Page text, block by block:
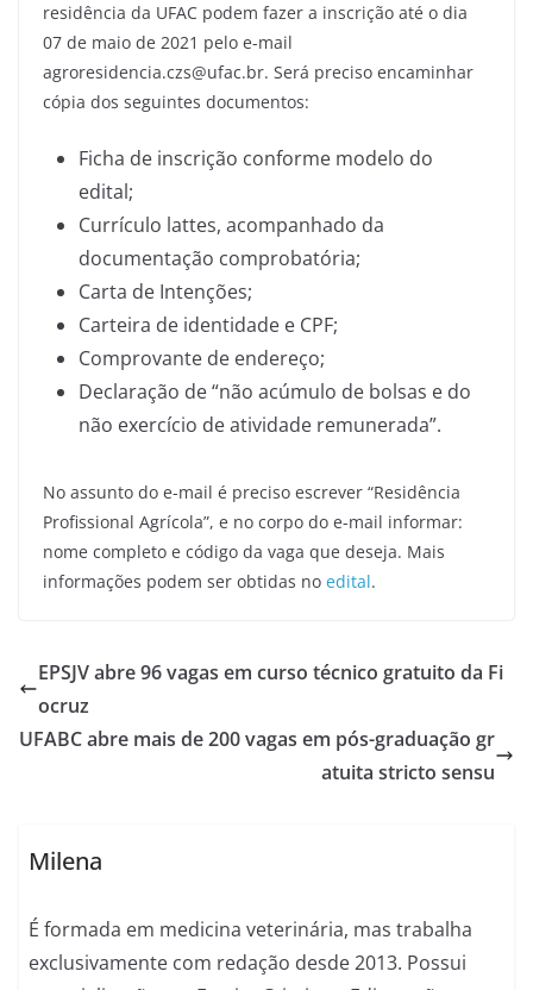
residência da UFAC podem fazer a inscrição até o dia
07 de maio de 2021 pelo e-mail
agroresidencia.czs@ufac.br. Será preciso encaminhar
cópia dos seguintes documentos:
Ficha de inscrição conforme modelo do
edital;
Currículo lattes, acompanhado da
documentação comprobatória;
Carta de Intenções;
Carteira de identidade e CPF;
Comprovante de endereço;
Declaração de “não acúmulo de bolsas e do
não exercício de atividade remunerada”.
No assunto do e-mail é preciso escrever “Residência
Profissional Agrícola”, e no corpo do e-mail informar:
nome completo e código da vaga que deseja. Mais
informações podem ser obtidas no edital.
EPSJV abre 96 vagas em curso técnico gratuito da Fi
ocruz
UFABC abre mais de 200 vagas em pós-graduação gr
atuita stricto sensu
Milena
É formada em medicina veterinária, mas trabalha
exclusivamente com redação desde 2013. Possui